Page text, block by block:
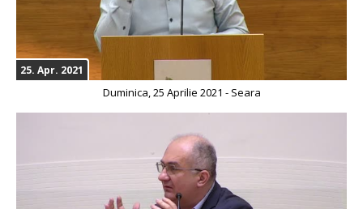
25. Apr. 2021
Duminica, 25 Aprilie 2021 - Seara